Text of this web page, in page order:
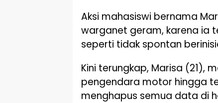
Aksi mahasiswi bernama
warganet geram, karena ia
seperti tidak spontan
Kini terungkap, Marisa (21),
pengendara motor hingga
menghapus semua data di